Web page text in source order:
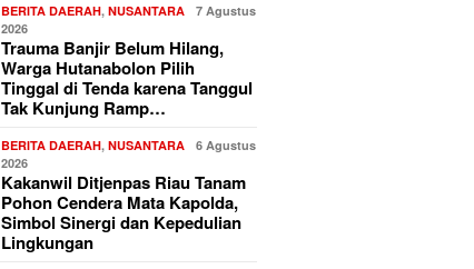
BERITA DAERAH,NUSANTARA
7 Agustus
2026
Trauma Banjir Belum Hilang,
Warga Hutanabolon Pilih
Tinggal di Tenda karena Tanggul
Tak Kunjung Ramp…
BERITA DAERAH,NUSANTARA
6 Agustus
2026
Kakanwil Ditjenpas Riau Tanam
Pohon Cendera Mata Kapolda,
Simbol Sinergi dan Kepedulian
Lingkungan